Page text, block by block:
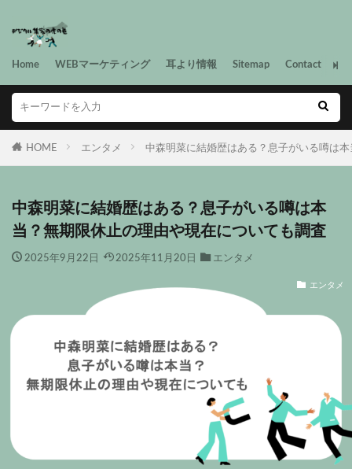
Home WEBマーケティング 耳より情報 Sitemap Contact
HOME エンタメ 中森明菜に結婚歴はある？息子がいる噂は
中森明菜に結婚歴はある？息子がいる噂は本
当？無期限休止の理由や現在についても調査
2025年9月22日 2025年11月20日 エンタメ
エンタメ